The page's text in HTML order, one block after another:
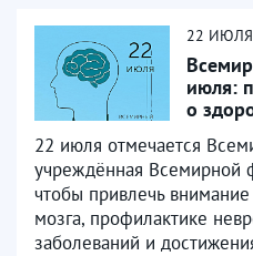
22 ИЮЛЯ
июля:
о
22 июля отмечается
учреждённая Всемирной
чтобы привлечь
мозга, профилактике
заболеваний и